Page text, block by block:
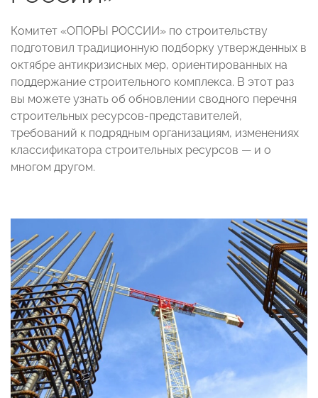
Комитет «ОПОРЫ РОССИИ» по строительству
подготовил традиционную подборку утвержденных в
октябре антикризисных мер, ориентированных на
поддержание строительного комплекса. В этот раз
вы можете узнать об обновлении сводного перечня
строительных ресурсов-представителей,
требований к подрядным организациям, изменениях
классификатора строительных ресурсов — и о
многом другом.